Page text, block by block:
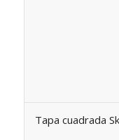
Tapa cuadrada